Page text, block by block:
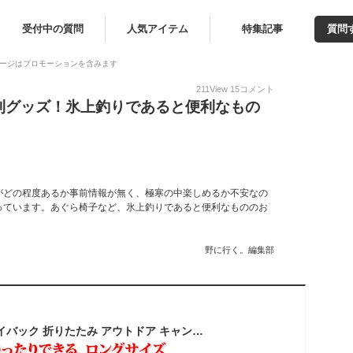
受付中の質問 人気アイテム 特集記事 質問
ジはプロモーションを含みます
211View 15コメント
ッズ！氷上釣りであると便利なもの
の程度あるか事前情報が無く、極寒の中楽しめるか不安なの
います。あぐら椅子など、氷上釣りであると便利なもののお
野に行く。編集部
アウトドアチェア ハイバック 折りたたみ アウトドア キャンプ チェア 椅子 イス キャンプ用品 アウトドア用品 キャンプ道具 折り畳み椅子 キャンプ用椅子 おしゃれ いす 人気 おりたたみ コンパクト ソロキャンプ バーベキュー 防災 収納袋付き LAD WEATHER ラドウェザー